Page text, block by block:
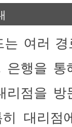
는 여러
은행을 통
리점을
대리점